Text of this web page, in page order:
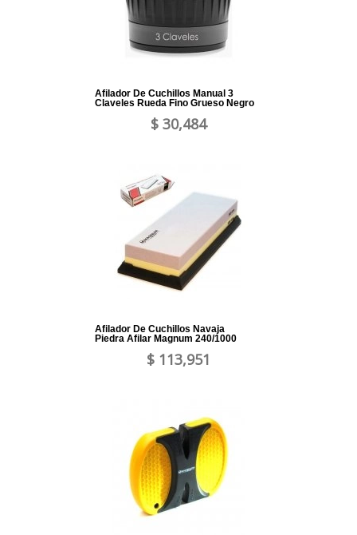
Afilador De Cuchillos Manual 3
Claveles Rueda Fino Grueso Negro
$ 30,484
Afilador De Cuchillos Navaja
Piedra Afilar Magnum 240/1000
$ 113,951